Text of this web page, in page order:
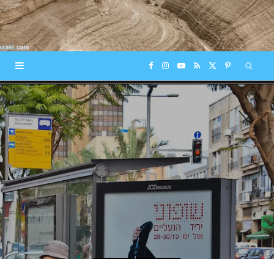
F
a
e
b
o
o
I
n
t
a
g
r
Y
T
u
b
e
R
(
T
w
P
i
t
e